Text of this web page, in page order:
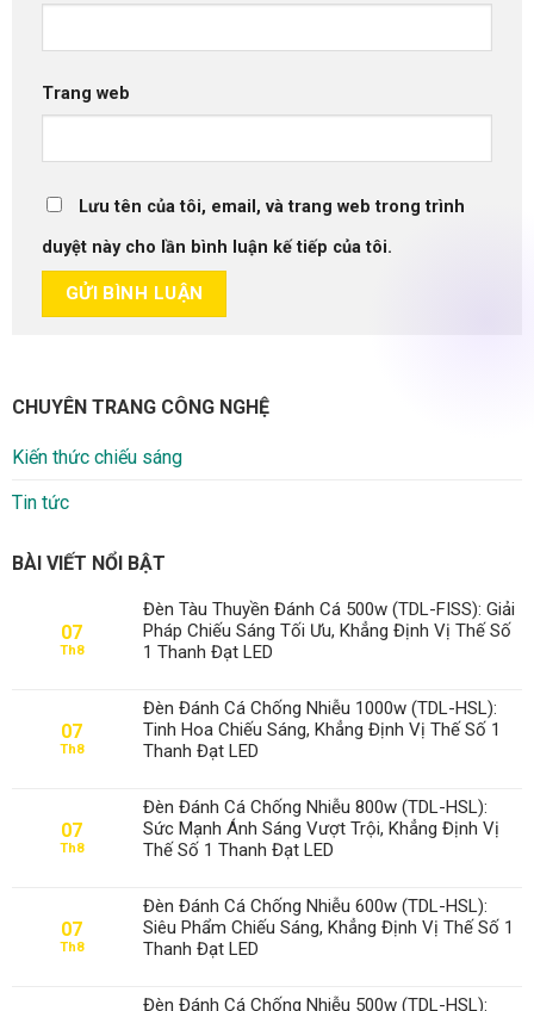
Trang web
Lưu tên của tôi, email, và trang web trong trình
duyệt này cho lần bình luận kế tiếp của tôi.
CHUYÊN TRANG CÔNG NGHỆ
Kiến thức chiếu sáng
Tin tức
BÀI VIẾT NỔI BẬT
07
Th8
Đèn Tàu Thuyền Đánh Cá 500w (TDL-FISS): Giải
Pháp Chiếu Sáng Tối Ưu, Khẳng Định Vị Thế Số
1 Thanh Đạt LED
07
Th8
Đèn Đánh Cá Chống Nhiễu 1000w (TDL-HSL):
Tinh Hoa Chiếu Sáng, Khẳng Định Vị Thế Số 1
Thanh Đạt LED
07
Th8
Đèn Đánh Cá Chống Nhiễu 800w (TDL-HSL):
Sức Mạnh Ánh Sáng Vượt Trội, Khẳng Định Vị
Thế Số 1 Thanh Đạt LED
07
Th8
Đèn Đánh Cá Chống Nhiễu 600w (TDL-HSL):
Siêu Phẩm Chiếu Sáng, Khẳng Định Vị Thế Số 1
Thanh Đạt LED
Đèn Đánh Cá Chống Nhiễu 500w (TDL-HSL):